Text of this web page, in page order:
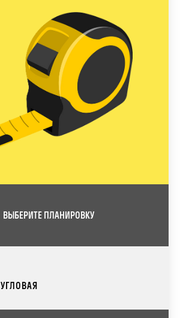
ВЫБЕРИТЕ ПЛАНИРОВКУ
УГЛОВАЯ